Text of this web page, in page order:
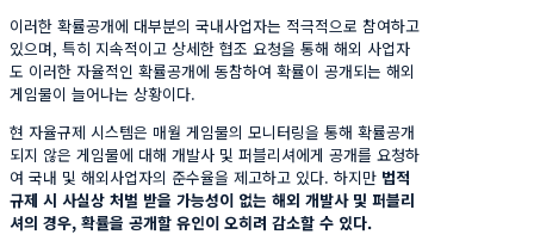
이러한 확률공개에 대부분의 국내사업자는 적극적으로 참여하고
있으며, 특히 지속적이고 상세한 협조 요청을 통해 해외 사업자
도 이러한 자율적인 확률공개에 동참하여 확률이 공개되는 해외
게임물이 늘어나는 상황이다.
현 자율규제 시스템은 매월 게임물의 모니터링을 통해 확률공개
되지 않은 게임물에 대해 개발사 및 퍼블리셔에게 공개를 요청하
여 국내 및 해외사업자의 준수율을 제고하고 있다. 하지만 법적
규제 시 사실상 처벌 받을 가능성이 없는 해외 개발사 및 퍼블리
셔의 경우, 확률을 공개할 유인이 오히려 감소할 수 있다.